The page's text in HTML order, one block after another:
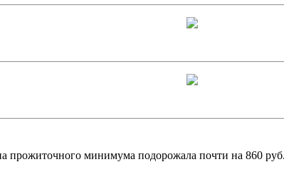
прожиточного минимума подорожала почти на 860